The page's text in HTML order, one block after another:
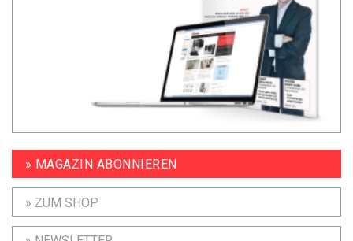
» MAGAZIN ABONNIEREN
» ZUM SHOP